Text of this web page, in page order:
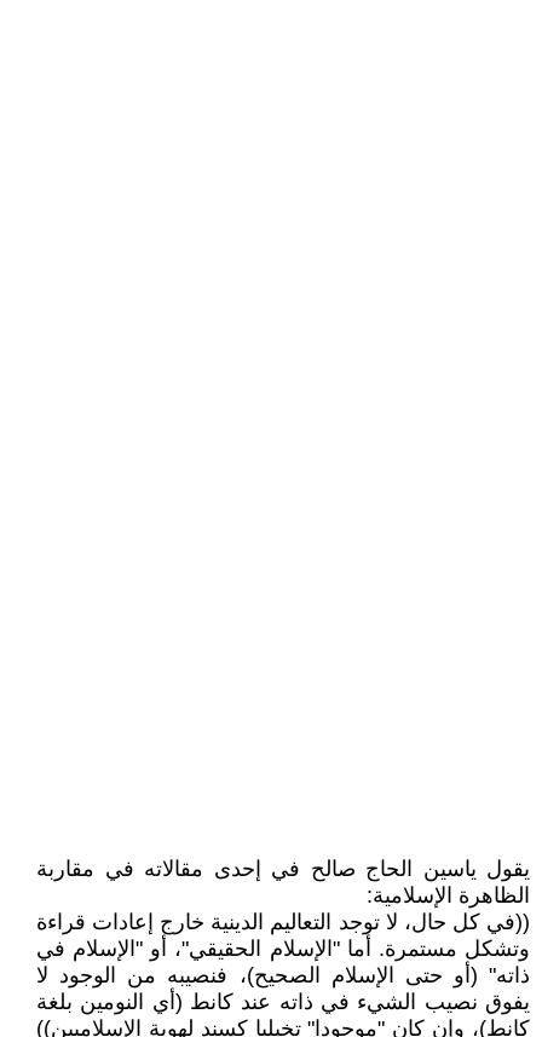
يقول ياسين الحاج صالح في إحدى مقالاته في مقاربة
الظاهرة الإسلامية:
((في كل حال، لا توجد التعاليم الدينية خارج إعادات قراءة
وتشكل مستمرة. أما "الإسلام الحقيقي"، أو "الإسلام في
ذاته" (أو حتى الإسلام الصحيح)، فنصيبه من الوجود لا
يفوق نصيب الشيء في ذاته عند كانط (أي النومين بلغة
كانط)، وإن كان "موجودا" تخيليا كسند لهوية الإسلاميين))